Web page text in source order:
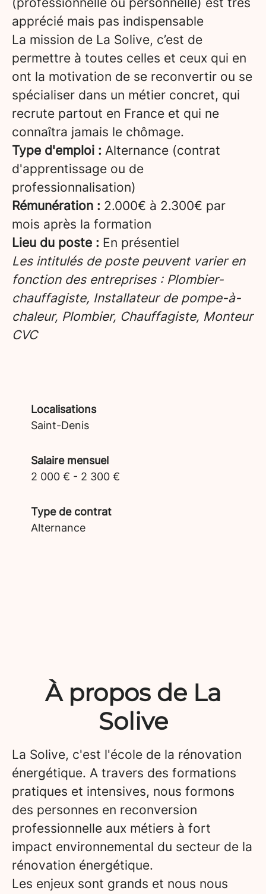
apprécié mais pas indispensable
La mission de La Solive, c’est de
permettre à toutes celles et ceux qui en
ont la motivation de se reconvertir ou se
spécialiser dans un métier concret, qui
recrute partout en France et qui ne
connaîtra jamais le chômage.
Type d'emploi : Alternance (contrat
d'apprentissage ou de
professionnalisation)
Rémunération : 2.000€ à 2.300€ par
mois après la formation
Lieu du poste : En présentiel
Les intitulés de poste peuvent varier en
fonction des entreprises : Plombier-
chauffagiste, Installateur de pompe-à-
chaleur, Plombier, Chauffagiste, Monteur
CVC
Localisations
Saint-Denis
Salaire mensuel
2 000 € - 2 300 €
Type de contrat
Alternance
À propos de La
Solive
La Solive, c'est l'école de la rénovation
énergétique. A travers des formations
pratiques et intensives, nous formons
des personnes en reconversion
professionnelle aux métiers à fort
impact environnemental du secteur de la
rénovation énergétique.
Les enjeux sont grands et nous nous